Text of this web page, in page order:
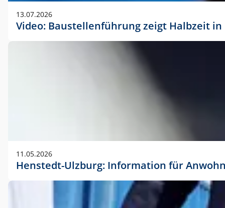
13.07.2026
Video: Baustellenführung zeigt Halbzeit
11.05.2026
Henstedt-Ulzburg: Information für